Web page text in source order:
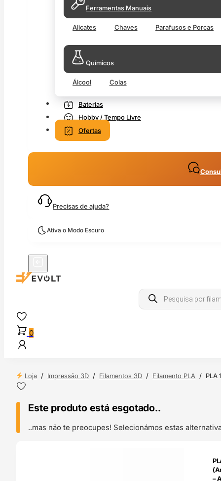
Ferramentas Manuais
Alicates Chaves Parafusos e Porcas
Químicos
Álcool Colas
Baterias
Hobby / Tempo Livre
Ofertas
Precisas de ajuda?
Ativa o Modo Escuro
Products
search
0
Loja / Impressão 3D / Filamentos 3D / Filamento PLA / PLA
Este produto está esgotado..
..mas não te preocupes! Selecionámos estas
–